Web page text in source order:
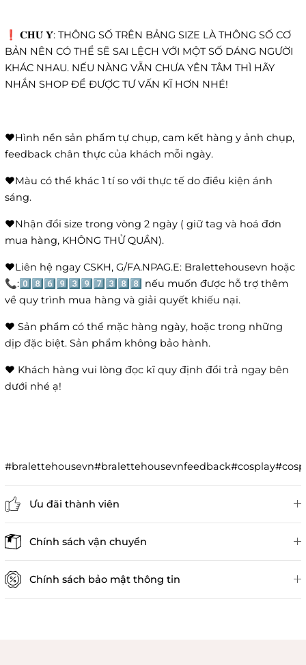
❗️ 𝐂𝐇𝐔́ 𝐘́: THÔNG SỐ TRÊN BẢNG SIZE LÀ THÔNG SỐ CƠ
BẢN NÊN CÓ THỂ SẼ SAI LỆCH VỚI MỘT SỐ DÁNG NGƯỜI
KHÁC NHAU. NẾU NÀNG VẪN CHƯA YÊN TÂM THÌ HÃY
NHẮN SHOP ĐỂ ĐƯỢC TƯ VẤN KĨ HƠN NHÉ!
❤️Hình nền sản phẩm tự chụp, cam kết hàng y ảnh chụp,
feedback chân thực của khách mỗi ngày.
❤️Màu có thể khác 1 tí so với thực tế do điều kiện ánh
sáng.
❤️Nhận đổi size trong vòng 2 ngày ( giữ tag và hoá đơn
mua hàng, KHÔNG THỬ QUẦN).
❤️Liên hệ ngay CSKH, G/FA.NPAG.E: Bralettehousevn hoặc
📞:0️⃣8️⃣6️⃣9️⃣3️⃣9️⃣7️⃣3️⃣8️⃣8️⃣ nếu muốn được hỗ trợ thêm
về quy trình mua hàng và giải quyết khiếu nại.
❤️ Sản phẩm có thể mặc hàng ngày, hoặc trong những
dịp đặc biệt. Sản phẩm không bảo hành.
❤️ Khách hàng vui lòng đọc kĩ quy định đổi trả ngay bên
dưới nhé ạ!
Ưu đãi thành viên
Chính sách vận chuyển
Chính sách bảo mật thông tin